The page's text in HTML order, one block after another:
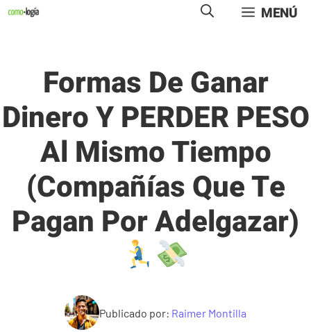
Saltar
MENÚ
Formas De Ganar
Dinero Y PERDER PESO
Al Mismo Tiempo
(compañías Que Te
Pagan Por Adelgazar)
Publicado por: Raimer Montilla